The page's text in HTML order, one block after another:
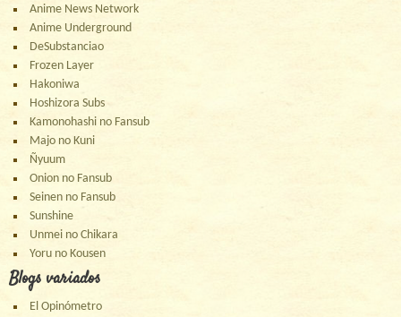
Anime News Network
Anime Underground
DeSubstanciao
Frozen Layer
Hakoniwa
Hoshizora Subs
Kamonohashi no Fansub
Majo no Kuni
Ñyuum
Onion no Fansub
Seinen no Fansub
Sunshine
Unmei no Chikara
Yoru no Kousen
Blogs variados
El Opinómetro